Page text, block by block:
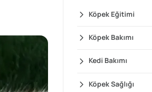
Köpek Eğitimi
Köpek Bakımı
Kedi Bakımı
Köpek Sağlığı